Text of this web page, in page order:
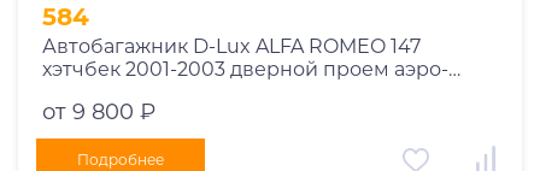
584
Автобагажник D-Lux ALFA ROMEO 147
хэтчбек 2001-2003 дверной проем аэро-
от 9 800 ₽
Подробнее